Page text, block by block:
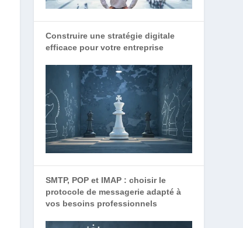
Construire une stratégie digitale
efficace pour votre entreprise
SMTP, POP et IMAP : choisir le
protocole de messagerie adapté à
vos besoins professionnels